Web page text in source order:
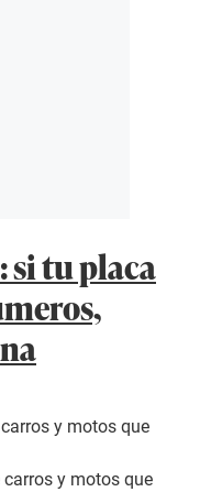
si tu placa
y motos que
carros y motos que